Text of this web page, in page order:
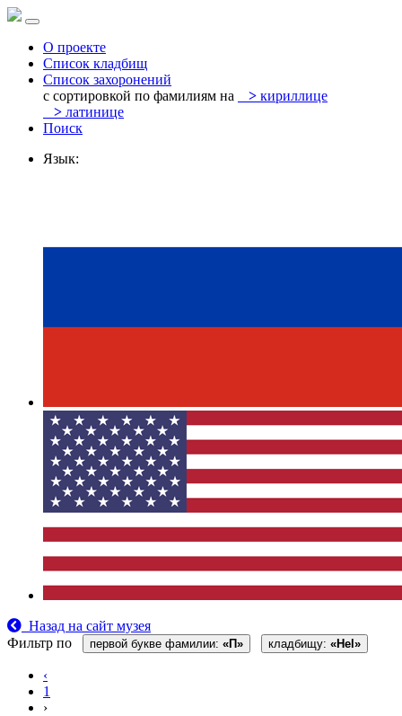
О проекте
Список кладбищ
Список захоронений
с сортировкой по фамилиям на
> кириллице
> латинице
Поиск
Язык:
Назад на сайт музея
Фильтр по
первой букве фамилии: «П» кладбищу: «Hel»
‹
1
›